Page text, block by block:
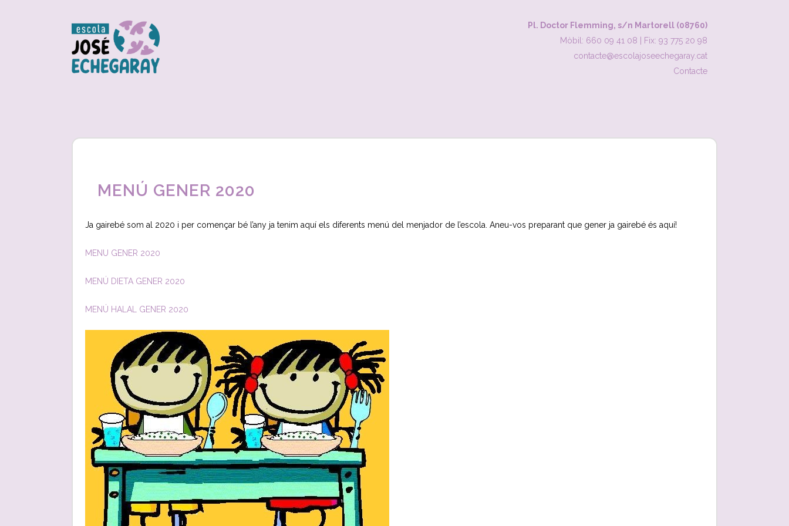
Pl. Doctor Flemming, s/n Martorell (08760)
Mòbil: 660 09 41 08
Fix: 93 775 20 98
contacte@escolajoseechegaray.cat
Contacte
MENÚ GENER 2020
Ja gairebé som al 2020 i per començar bé l’any ja tenim aquí els diferents menú del menjador de l’escola. Aneu-vos preparant que gener ja gairebé és aquí!
MENU GENER 2020
MENÚ DIETA GENER 2020
MENÚ HALAL GENER 2020